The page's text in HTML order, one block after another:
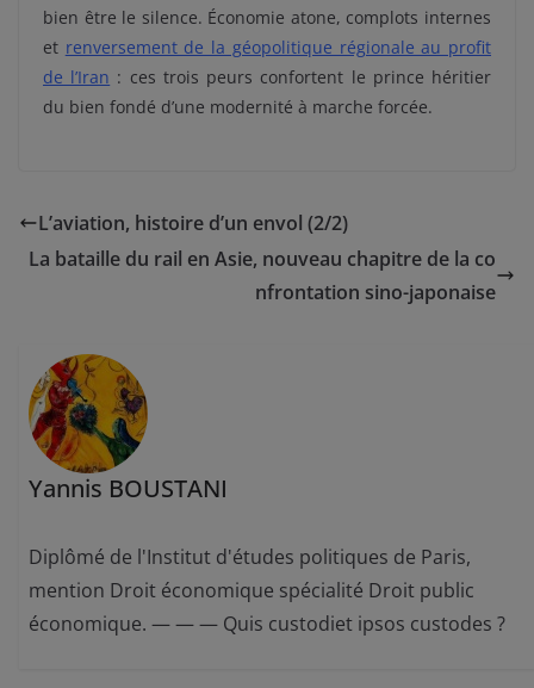
bien être le silence. Économie atone, complots internes
et renversement de la géopolitique régionale au profit
de l’Iran : ces trois peurs confortent le prince héritier
du bien fondé d’une modernité à marche forcée.
L’aviation, histoire d’un envol (2/2)
La bataille du rail en Asie, nouveau chapitre de la co
nfrontation sino-japonaise
Yannis BOUSTANI
Diplômé de l'Institut d'études politiques de Paris,
mention Droit économique spécialité Droit public
économique. — — — Quis custodiet ipsos custodes ?